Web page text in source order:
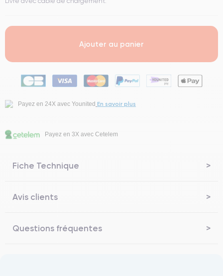
Ajouter au panier
Payez en 24X avec Younited En savoir plus
Payez en 3X avec Cetelem
Fiche Technique
Avis clients
Questions fréquentes